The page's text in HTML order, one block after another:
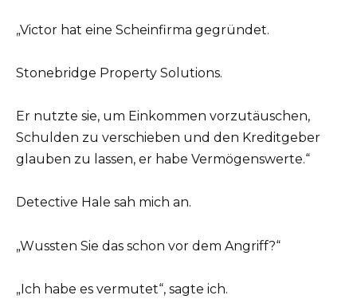
„Victor hat eine Scheinfirma gegründet.
Stonebridge Property Solutions.
Er nutzte sie, um Einkommen vorzutäuschen,
Schulden zu verschieben und den Kreditgeber
glauben zu lassen, er habe Vermögenswerte.“
Detective Hale sah mich an.
„Wussten Sie das schon vor dem Angriff?“
„Ich habe es vermutet“, sagte ich.